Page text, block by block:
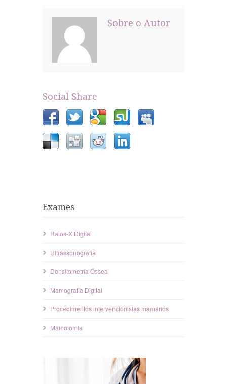
Sobre o Autor
Social Share
Exames
Raios-X Digital
Ultrassonografia
Densitometria Óssea
Mamografia Digital
Procedimentos intervencionistas mamários
Mamotomia